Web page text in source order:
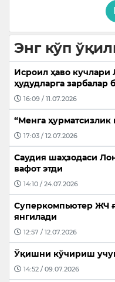
Энг кўп
Исроил ҳаво
ҳудудларга зарбалар
16:09 / 11.07.2026
“Менга ҳурматсизлик
17:03 / 12.07.2026
Саудия шаҳзодаси
вафот этди
14:10 / 24.07.2026
Суперкомпьютер ЖЧ
янгилади
12:57 / 12.07.2026
Ўқишни кўчириш
14:52 / 09.07.2026